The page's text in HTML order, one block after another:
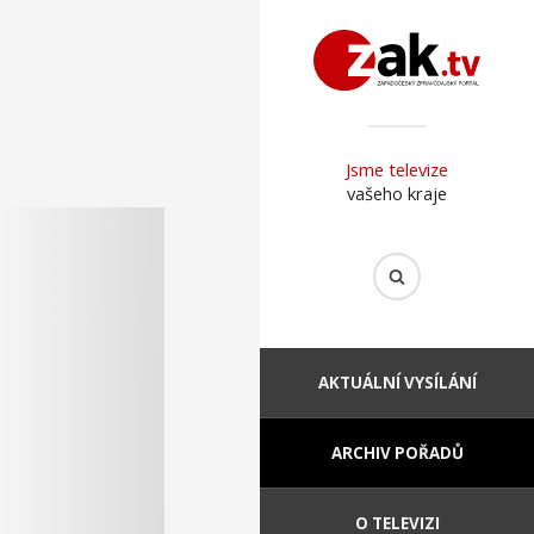
Jsme televize
vašeho kraje
AKTUÁLNÍ VYSÍLÁNÍ
ARCHIV POŘADŮ
O TELEVIZI